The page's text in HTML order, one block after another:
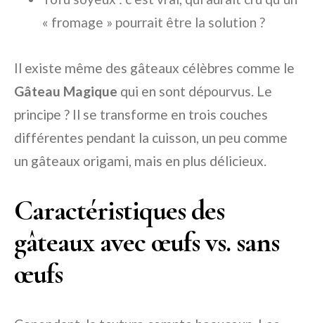
« fromage » pourrait être la solution ?
Il existe même des gâteaux célèbres comme le
Gâteau Magique qui en sont dépourvus. Le
principe ? Il se transforme en trois couches
différentes pendant la cuisson, un peu comme
un gâteaux origami, mais en plus délicieux.
Caractéristiques des
gâteaux avec œufs vs. sans
œufs